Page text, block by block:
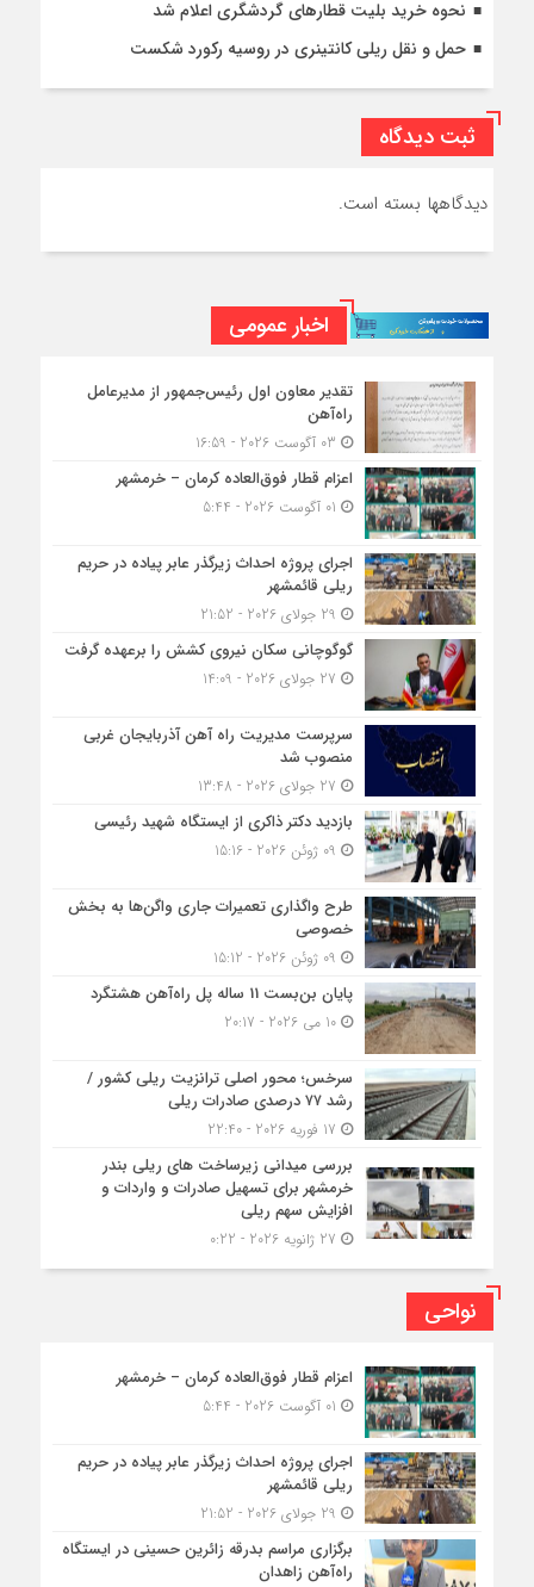
نحوه خرید بلیت قطارهای گردشگری اعلام شد
حمل و نقل ریلی کانتینری در روسیه رکورد شکست
ثبت دیدگاه
دیدگاهها بسته است.
اخبار عمومی
تقدیر معاون اول رئیس‌جمهور از مدیرعامل
راه‌آهن
اعزام قطار فوق‌العاده کرمان – خرمشهر
اجرای پروژه احداث زیرگذر عابر پیاده در حریم
ریلی قائمشهر
گوگوچانی سکان نیروی کشش را برعهده گرفت
سرپرست مدیریت راه آهن آذربایجان غربی
منصوب شد
بازدید دکتر ذاکری از ایستگاه شهید رئیسی
طرح واگذاری تعمیرات جاری واگن‌ها به بخش
خصوصی
پایان بن‌بست 11 ساله پل راه‌آهن هشتگرد
10 می 2026 - 20:17
سرخس؛ محور اصلی ترانزیت ریلی کشور /
رشد ۷۷ درصدی صادرات ریلی
بررسی میدانی زیرساخت های ریلی بندر
خرمشهر برای تسهیل صادرات و واردات و
افزایش سهم ریلی
نواحی
اعزام قطار فوق‌العاده کرمان – خرمشهر
اجرای پروژه احداث زیرگذر عابر پیاده در حریم
ریلی قائمشهر
برگزاری مراسم بدرقه زائرین حسینی در ایستگاه
راه‌آهن زاهدان